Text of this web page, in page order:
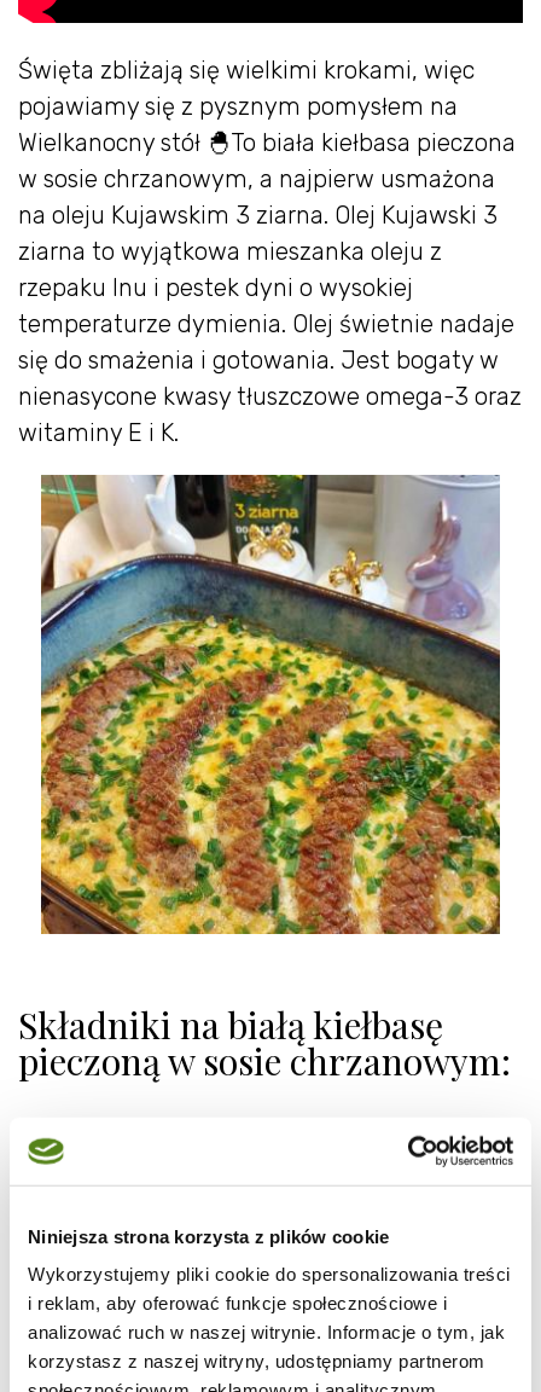
Niniejsza strona korzysta z plików cookie
Wykorzystujemy pliki cookie do spersonalizowania treści
i reklam, aby oferować funkcje społecznościowe i
analizować ruch w naszej witrynie. Informacje o tym, jak
korzystasz z naszej witryny, udostępniamy partnerom
Święta zbliżają się wielkimi krokami, więc
pojawiamy się z pysznym pomysłem na
Wielkanocny stół 🐣To biała kiełbasa pieczona
w sosie chrzanowym, a najpierw usmażona
na oleju Kujawskim 3 ziarna. Olej Kujawski 3
ziarna to wyjątkowa mieszanka oleju z
rzepaku lnu i pestek dyni o wysokiej
temperaturze dymienia. Olej świetnie nadaje
się do smażenia i gotowania. Jest bogaty w
nienasycone kwasy tłuszczowe omega-3 oraz
witaminy E i K.
Składniki na białą kiełbasę
pieczoną w sosie chrzanowym:
2 łyżki tartego chrzanu
1 łyżka majonezu
świeżo zmielony pieprz
2 łyżeczki majeranku
2 łyżki oleju Kujawski 3 ziarna